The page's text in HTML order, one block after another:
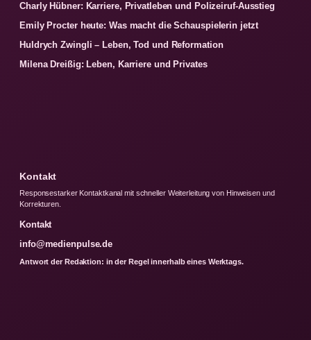
Charly Hübner: Karriere, Privatleben und Polizeiruf-Ausstieg
Emily Procter heute: Was macht die Schauspielerin jetzt
Huldrych Zwingli – Leben, Tod und Reformation
Milena Dreißig: Leben, Karriere und Privates
Kontakt
Responsestarker Kontaktkanal mit schneller Weiterleitung von Hinweisen und
Korrekturen.
Kontakt
info@medienpulse.de
Antwort der Redaktion: in der Regel innerhalb eines Werktags.